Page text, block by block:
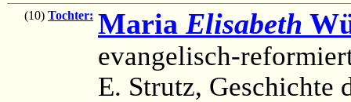
(10) Tochter: Maria Elisabeth
evangelisch-
E. Strutz, Geschichte